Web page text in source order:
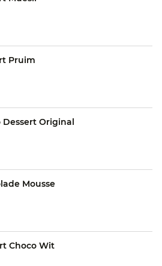
Pruim
Dessert Original
Mousse
Choco Wit